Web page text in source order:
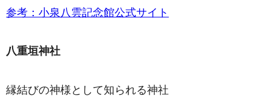
参考：小泉八雲記念館公式サイト
八重垣神社
縁結びの神様として知られる神社